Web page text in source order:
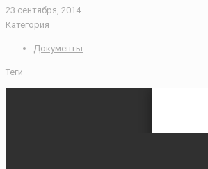
23 сентября, 2014
Категория
Документы
Теги